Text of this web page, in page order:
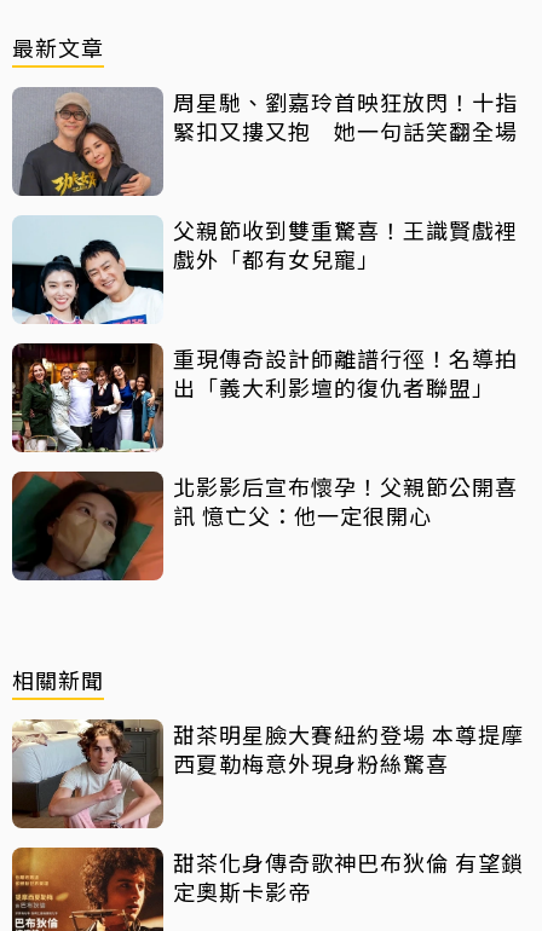
最新文章
周星馳、劉嘉玲首映狂放閃！十指
緊扣又摟又抱 她一句話笑翻全場
父親節收到雙重驚喜！王識賢戲裡
戲外「都有女兒寵」
重現傳奇設計師離譜行徑！名導拍
出「義大利影壇的復仇者聯盟」
北影影后宣布懷孕！父親節公開喜
訊 憶亡父：他一定很開心
相關新聞
甜茶明星臉大賽紐約登場 本尊提摩
西夏勒梅意外現身粉絲驚喜
甜茶化身傳奇歌神巴布狄倫 有望鎖
定奧斯卡影帝